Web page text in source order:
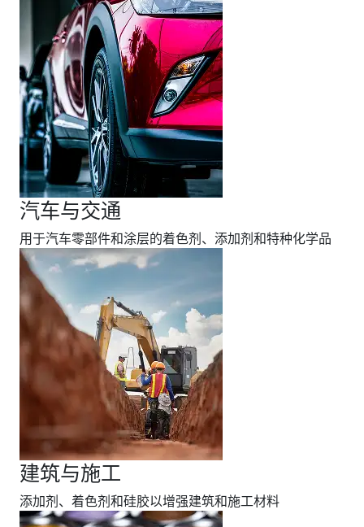
汽车与交通
用于汽车零部件和涂层的着色剂、添加剂和特种化学品
建筑与施工
添加剂、着色剂和硅胶以增强建筑和施工材料